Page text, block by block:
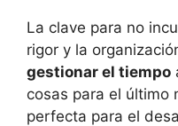
La clave para no
rigor y la
gestionar el tiempo
cosas para el último
perfecta para el